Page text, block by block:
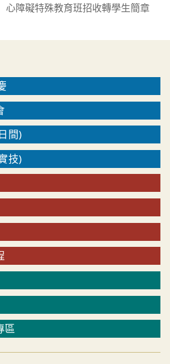
心障礙特殊教育班招收轉學生簡章
間)
技)
區